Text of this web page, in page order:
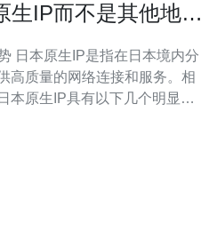
生IP而不是其他地区
日本原生IP是指在日本境内分
高质量的网络连接和服务。相
本原生IP具有以下几个明显的
相对较快，延迟低。 2. 稳定